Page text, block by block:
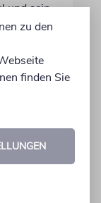
und sein
geehrt
zu den
finden Sie